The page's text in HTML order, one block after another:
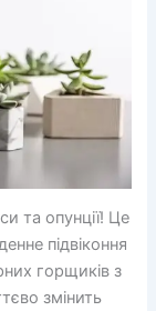
та опунції! Це
підвіконня
горщиків з
змінить